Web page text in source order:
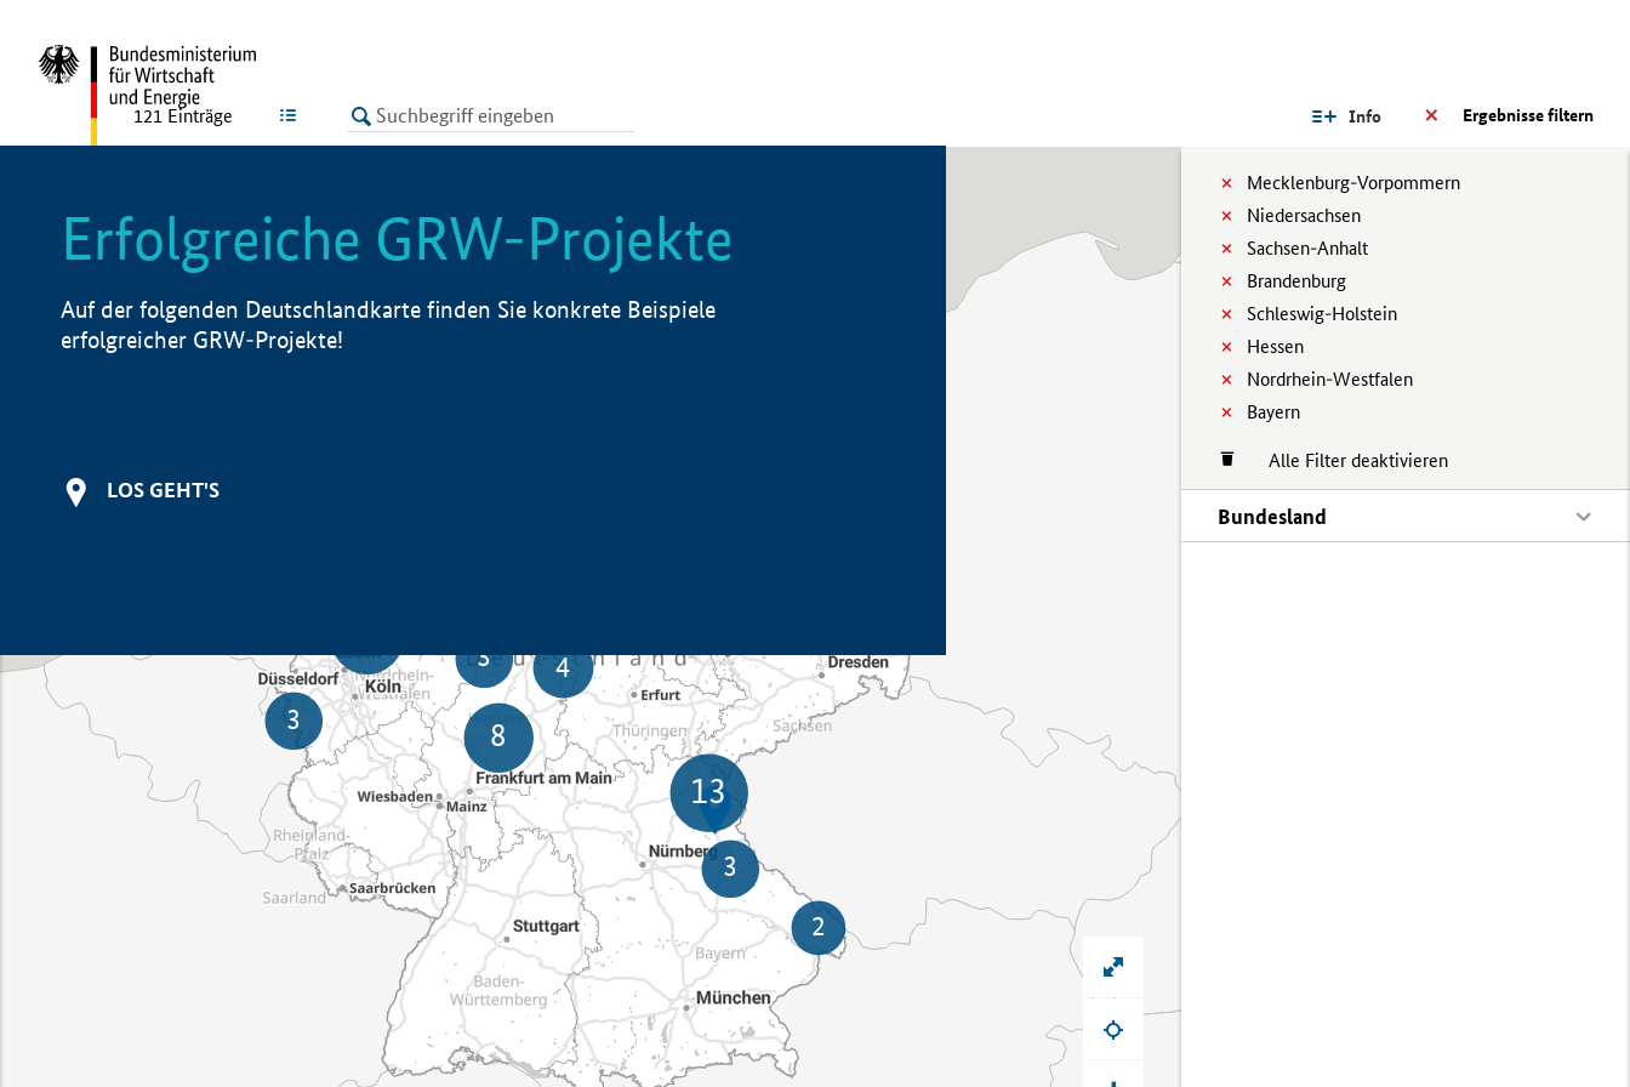
LISTE Ergebnisse filtern
Info
Mecklenburg-Vorpommern
Niedersachsen
Sachsen-Anhalt
Brandenburg
Schleswig-Holstein
Hessen
Nordrhein-Westfalen
Bayern
Alle Filter deaktivieren
Bundesland
121 Einträge
Erfolgreiche GRW-Projekte
Auf der folgenden Deutschlandkarte finden Sie konkrete Beispiele
erfolgreicher GRW-Projekte!
LOS GEHT'S